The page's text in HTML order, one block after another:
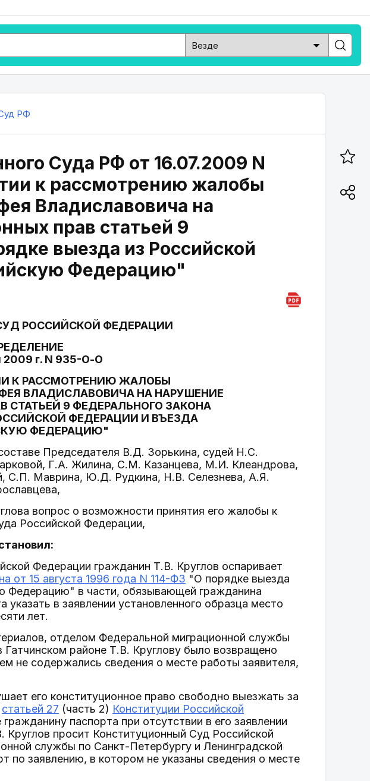
РФ
Суда РФ от 16.07.2009 N
к рассмотрению жалобы
Владиславовича на
прав статьей 9
выезда из Российской
Федерацию"
РОССИЙСКОЙ ФЕДЕРАЦИИ
2009 г. N 935-О-О
К РАССМОТРЕНИЮ ЖАЛОБЫ
ВЛАДИСЛАВОВИЧА НА НАРУШЕНИЕ
СТАТЬЕЙ 9 ФЕДЕРАЛЬНОГО ЗАКОНА
ФЕДЕРАЦИИ И ВЪЕЗДА
ФЕДЕРАЦИЮ"
Председателя В.Д. Зорькина, судей Н.С.
Г.А. Жилина, С.М. Казанцева, М.И. Клеандрова,
С.П. Маврина, Ю.Д. Рудкина, Н.В. Селезнева, А.Я.
вопрос о возможности принятия его жалобы к
Российской Федерации,
Федерации гражданин Т.В. Круглов оспаривает
от 15 августа 1996 года N 114-ФЗ "О порядке выезда
Федерацию" в части, обязывающей гражданина
в заявлении установленного образца место
лет.
отделом Федеральной миграционной службы
районе Т.В. Круглову было возвращено
не содержались сведения о месте работы заявителя,
его конституционное право свободно выезжать за
статьей 27 (часть 2) Конституции Российской
паспорта при отсутствии в его заявлении
просит Конституционный Суд Российской
службы по Санкт-Петербургу и Ленинградской
по заявлению, в котором не указаны сведения о месте